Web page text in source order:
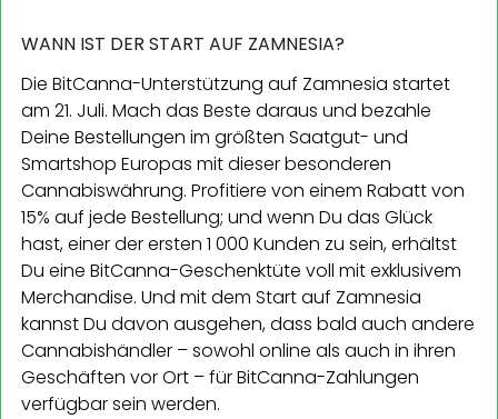
WANN IST DER START AUF ZAMNESIA?
Die BitCanna-Unterstützung auf Zamnesia startet
am 21. Juli. Mach das Beste daraus und bezahle
Deine Bestellungen im größten Saatgut- und
Smartshop Europas mit dieser besonderen
Cannabiswährung. Profitiere von einem Rabatt von
15% auf jede Bestellung; und wenn Du das Glück
hast, einer der ersten 1 000 Kunden zu sein, erhältst
Du eine BitCanna-Geschenktüte voll mit exklusivem
Merchandise. Und mit dem Start auf Zamnesia
kannst Du davon ausgehen, dass bald auch andere
Cannabishändler – sowohl online als auch in ihren
Geschäften vor Ort – für BitCanna-Zahlungen
verfügbar sein werden.